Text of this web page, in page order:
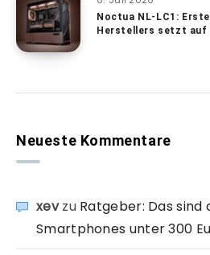
Noctua NL-LC1:
Herstellers setzt auf
Neueste Kommentare
xevzu Ratgeber: Das sind
Smartphones unter 300